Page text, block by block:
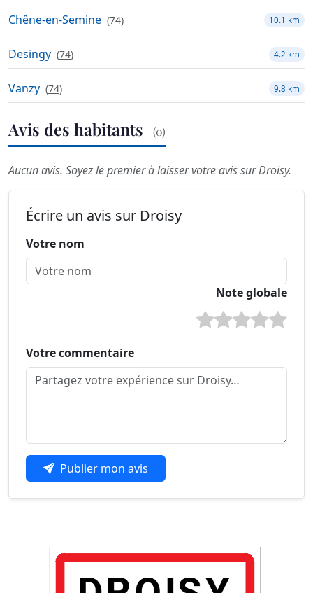
Chêne-en-Semine (74) 10.1 km
Desingy (74) 4.2 km
Vanzy (74) 9.8 km
Avis des habitants (0)
Aucun avis. Soyez le premier à laisser votre avis sur Droisy.
Écrire un avis sur Droisy
Votre nom
Note globale
Votre commentaire
Publier mon avis